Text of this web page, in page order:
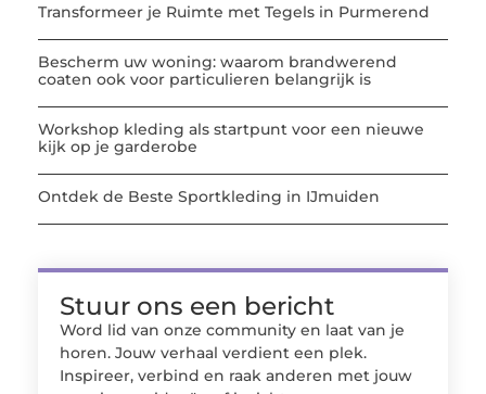
Transformeer je Ruimte met Tegels in Purmerend
Bescherm uw woning: waarom brandwerend
coaten ook voor particulieren belangrijk is
Workshop kleding als startpunt voor een nieuwe
kijk op je garderobe
Ontdek de Beste Sportkleding in IJmuiden
Stuur ons een bericht
Word lid van onze community en laat van je
horen. Jouw verhaal verdient een plek.
Inspireer, verbind en raak anderen met jouw